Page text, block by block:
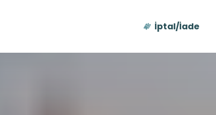
İptal/İade